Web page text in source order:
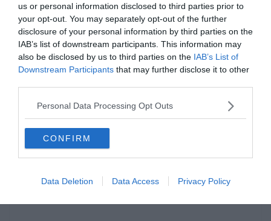
us or personal information disclosed to third parties prior to
your opt-out. You may separately opt-out of the further
disclosure of your personal information by third parties on the
IAB’s list of downstream participants. This information may
also be disclosed by us to third parties on the IAB’s List of
Downstream Participants that may further disclose it to other
Personal Data Processing Opt Outs
CONFIRM
Data Deletion Data Access Privacy Policy
ami elég lehet, hogy ott hagyja Angliát Olaszországért. A Spurs
lehet, hogy szintén szerződést ajánl a belga hátvédnek, de most a
szezonra biztosan megtartják, hogy nagyobb esélyük legyen a top 4
elérésére.